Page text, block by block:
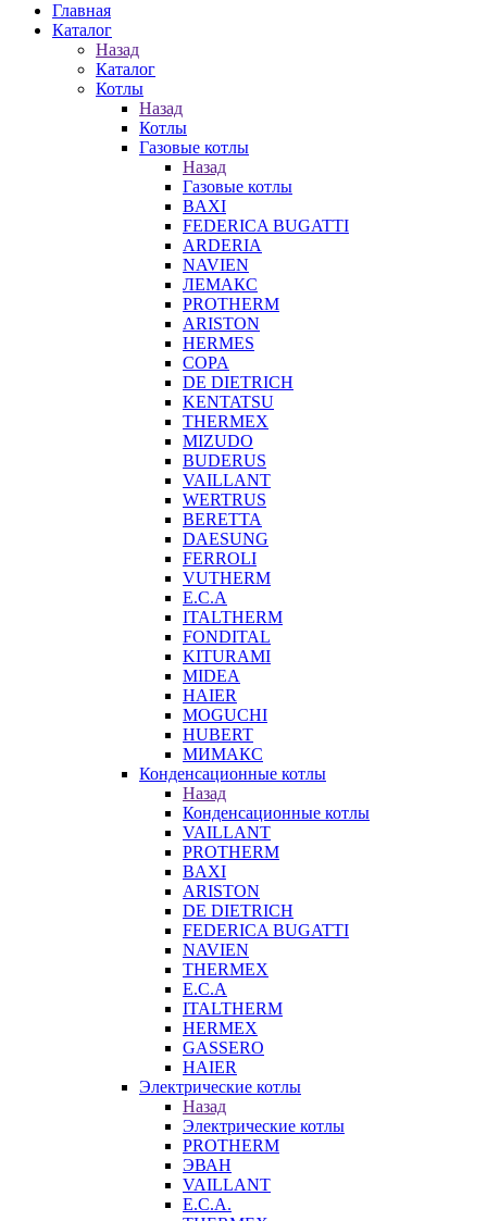
Главная
Каталог
Назад
Каталог
Котлы
Назад
Котлы
Газовые котлы
Назад
Газовые котлы
BAXI
FEDERICA BUGATTI
ARDERIA
NAVIEN
ЛЕМАКС
PROTHERM
ARISTON
HERMES
COPA
DE DIETRICH
KENTATSU
THERMEX
MIZUDO
BUDERUS
VAILLANT
WERTRUS
BERETTA
DAESUNG
FERROLI
VUTHERM
E.C.A
ITALTHERM
FONDITAL
KITURAMI
MIDEA
HAIER
MOGUCHI
HUBERT
МИМАКС
Конденсационные котлы
Назад
Конденсационные котлы
VAILLANT
PROTHERM
BAXI
ARISTON
DE DIETRICH
FEDERICA BUGATTI
NAVIEN
THERMEX
E.C.A
ITALTHERM
HERMEX
GASSERO
HAIER
Электрические котлы
Назад
Электрические котлы
PROTHERM
ЭВАН
VAILLANT
E.C.A.